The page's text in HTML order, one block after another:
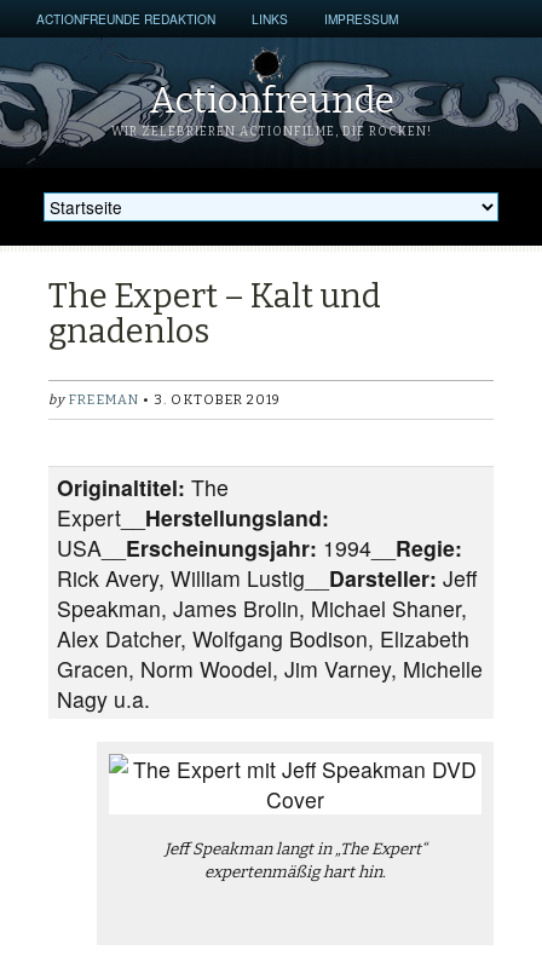
ACTIONFREUNDE REDAKTION LINKS IMPRESSUM
Actionfreunde
WIR ZELEBRIEREN ACTIONFILME, DIE ROCKEN!
The Expert – Kalt und
gnadenlos
by FREEMAN • 3. OKTOBER 2019
Originaltitel: The
Expert__ Herstellungsland:
USA__ Erscheinungsjahr: 1994__ Regie:
Rick Avery, William Lustig__ Darsteller: Jeff
Speakman, James Brolin, Michael Shaner,
Alex Datcher, Wolfgang Bodison, Elizabeth
Gracen, Norm Woodel, Jim Varney, Michelle
Nagy u.a.
Jeff Speakman langt in „The Expert“
expertenmäßig hart hin.